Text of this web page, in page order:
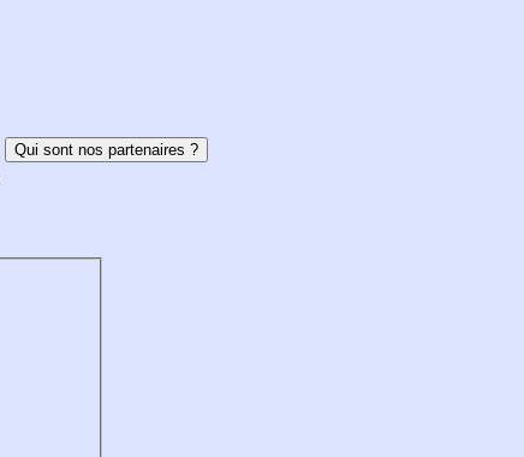
Qui sont nos partenaires ?